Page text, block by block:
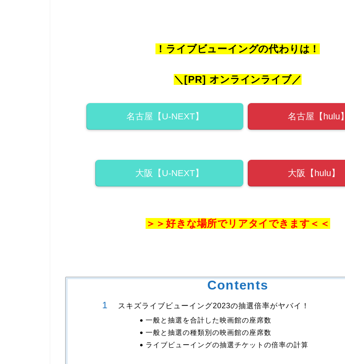
！ライブビューイングの代わりは！
＼[PR] オンラインライブ／
名古屋【U-NEXT】 名古屋【hulu】
大阪【U-NEXT】 大阪【hulu】
＞＞好きな場所でリアタイできます＜＜
Contents
スキズライブビューイング2023の抽選倍率がヤバイ！
一般と抽選を合計した映画館の座席数
一般と抽選の種類別の映画館の座席数
ライブビューイングの抽選チケットの倍率の計算